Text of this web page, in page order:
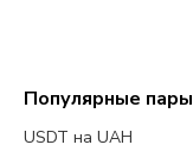
Популярные пары
USDT на UAH